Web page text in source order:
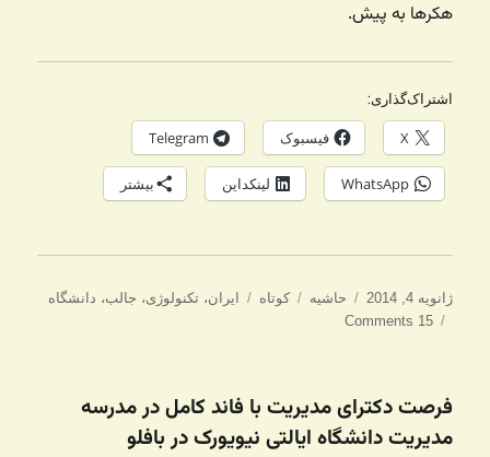
هکرها به پیش.
اشتراک‌گذاری:
X فیسبوک Telegram
WhatsApp لینکداین بیشتر
ارسال
شده
ژانویه 4, 2014 ساختار
حاشیه دسته‌ها
کوتاه برچسب‌ها
ایران، تکنولوژی، جالب، دانشگاه
15 Comments
فرصت دکترای مدیریت با فاند کامل در مدرسه
مدیریت دانشگاه ایالتی نیویورک در بافلو